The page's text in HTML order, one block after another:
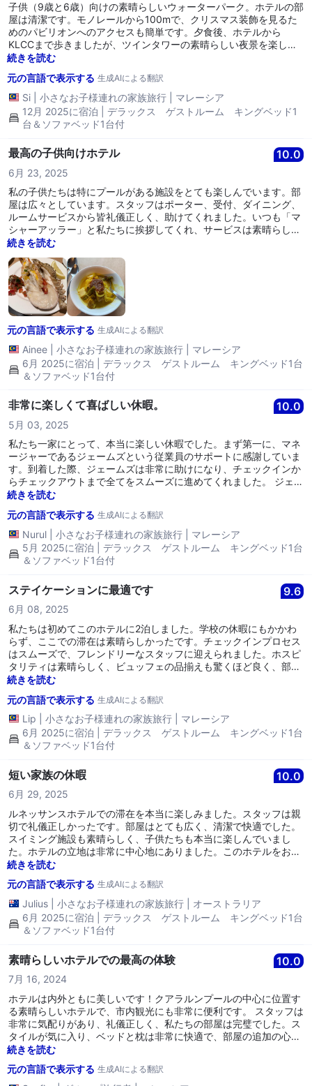
子供（9歳と6歳）向けの素晴らしいウォーターパーク。ホテルの部
屋は清潔です。モノレールから100mで、クリスマス装飾を見るた
めのパビリオンへのアクセスも簡単です。夕食後、ホテルから
KLCCまで歩きましたが、ツインタワーの素晴らしい夜景を楽しめ
ました。朝食は種類が豊富でした。ただし、ピーク時には座るため
に待つ必要があり、エボリューションレストランは少し混雑してい
ました。ここに再び来るのは2回目で、戻れて良かったです。
続きを読む
元の言語で表示する 生成AIによる翻訳
Si 小さなお子様連れの家族旅行
マレーシア
12月 2025に宿泊 | デラックス ゲストルーム キングベッド1
台＆ソファベッド1台付
最高の子供向けホテル 10.0
6月 23, 2025
私の子供たちは特にプールがある施設をとても楽しんでいます。部
屋は広々としています。スタッフはポーター、受付、ダイニング、
ルームサービスから皆礼儀正しく、助けてくれました。いつも「マ
シャーアッラー」と私たちに挨拶してくれ、サービスは素晴らしい
です。本当に価格に見合った価値があります。ビュッフェディナー
たくさんありました。朝食も素晴らしくておいしかったです。全体
として、ここでの滞在を本当に楽しみました。ホテルのチームに感
謝と称賛を送ります。
続きを読む
元の言語で表示する 生成AIによる翻訳
Ainee 小さなお子様連れの家族旅行
マレーシア
6月 2025に宿泊 | デラックス ゲストルーム キングベッド1台
＆ソファベッド1台付
非常に楽しくて喜ばしい休暇。 10.0
5月 03, 2025
私たち一家にとって、本当に楽しい休暇でした。まず第一に、マネ
ージャーであるジェームズという従業員のサポートに感謝していま
す。到着した際、ジェームズは非常に助けになり、チェックインか
らチェックアウトまで全てをスムーズに進めてくれました。 ジェー
ムズは、ゲストとしての私のリクエストに対して素晴らしい対応を
り付けをお願いしました。ジェームズはケーキ、風船、そして誕生
日の飾り付けを手配してくれました。美しく飾られた部屋に私たち
は歓喜し、本当に大切にされていると感じました。 ジェームズの優
しさは、私たちの家族にとって常に思い出に残り、大切にされるで
しょう。彼は礼儀正しく、心優しい人です。私たちは、家族の滞在
をこんなに楽にしてくれたジェームズに、豊かな恵みがあることを
祈っています。 さらに、ホテル自体も素晴らしく、特に子供たちが
大いに楽しんだ大きなウォーターパークがありました。食べ物も美
きて大喜びでした。また必ずここに戻ってきます！
続きを読む
元の言語で表示する 生成AIによる翻訳
Nurul 小さなお子様連れの家族旅行
マレーシア
5月 2025に宿泊 | デラックス ゲストルーム キングベッド1台
＆ソファベッド1台付
ステイケーションに最適です 9.6
6月 08, 2025
私たちは初めてこのホテルに2泊しました。学校の休暇にもかかわ
らず、ここでの滞在は素晴らしかったです。チェックインプロセス
はスムーズで、フレンドリーなスタッフに迎えられました。ホスピ
タリティは素晴らしく、ビュッフェの品揃えも驚くほど良く、部屋
も清潔でした。駐車スペースは十分ですが、ホテルのゲストとし
正直この措置は気に入っていません。
続きを読む
元の言語で表示する 生成AIによる翻訳
Lip 小さなお子様連れの家族旅行
マレーシア
6月 2025に宿泊 | デラックス ゲストルーム キングベッド1台
＆ソファベッド1台付
短い家族の休暇 10.0
6月 29, 2025
ルネッサンスホテルでの滞在を本当に楽しみました。スタッフは親
切で礼儀正しかったです。部屋はとても広く、清潔で快適でした。
スイミング施設も素晴らしく、子供たちも本当に楽しんでいまし
た。ホテルの立地は非常に中心地にありました。このホテルをお勧
めします。
続きを読む
元の言語で表示する 生成AIによる翻訳
Julius 小さなお子様連れの家族旅行
オーストラリア
6月 2025に宿泊 | デラックス ゲストルーム キングベッド1台
＆ソファベッド1台付
素晴らしいホテルでの最高の体験 10.0
7月 16, 2024
ホテルは内外ともに美しいです！クアラルンプールの中心に位置す
る素晴らしいホテルで、市内観光にも非常に便利です。 スタッフは
非常に気配りがあり、礼儀正しく、私たちの部屋は完璧でした。ス
タイルが気に入り、ベッドと枕は非常に快適で、部屋の追加の心遣
いも素晴らしかったです。朝食は美味しく、ラウンジで提供され、
素敵な雰囲気でした！ そして、特に「期待を超えて」、私たちは滞
在を楽しむために、彼らがしないことはないと感じてホテルを後に
続きを読む
元の言語で表示する 生成AIによる翻訳